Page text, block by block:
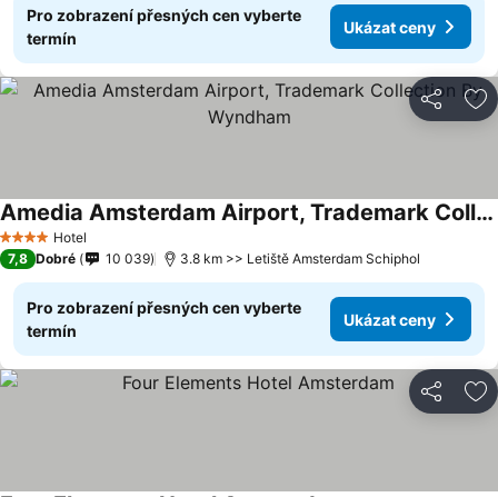
Pro zobrazení přesných cen vyberte
termín
Ukázat ceny
Sdílet
4 Počet hvězdiček
Hotel
Amedia Amsterdam Airport, Trademark Collection By Wyndham
7,8 Dobré 10 039 3.8 km >> Letiště Amsterdam Schiphol
Pro zobrazení přesných cen vyberte
termín
Ukázat ceny
Sdílet